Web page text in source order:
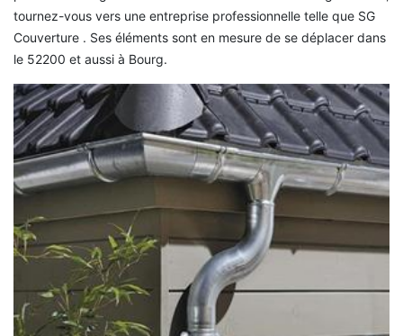
tournez-vous vers une entreprise professionnelle telle que SG
Couverture . Ses éléments sont en mesure de se déplacer dans
le 52200 et aussi à Bourg.